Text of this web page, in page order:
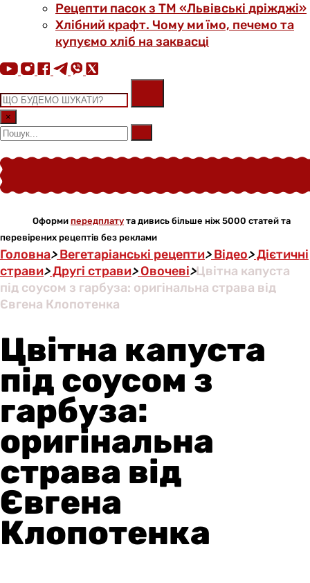
Рецепти пасок з ТМ «Львівські дріжджі»
Хлібний крафт. Чому ми їмо, печемо та
купуємо хліб на заквасці
×
Оформи передплату та дивись більше ніж 5000 статей та
перевірених рецептів без реклами
Головна>Вегетаріанські рецепти>Відео>Дієтичні
страви>Другі страви>Овочеві>Цвітна капуста
під соусом з гарбуза: оригінальна страва від
Євгена Клопотенка
Цвітна капуста
під соусом з
гарбуза:
оригінальна
страва від
Євгена
Клопотенка